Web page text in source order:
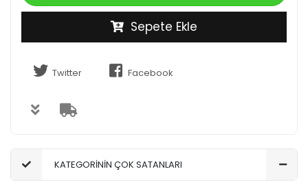
Sepete Ekle
Twitter Facebook
KATEGORİNİN ÇOK SATANLARI